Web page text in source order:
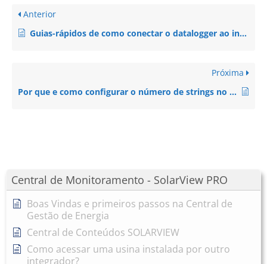
Central de Monitoramento - SolarView PRO
Boas Vindas e primeiros passos na Central de
Gestão de Energia
Central de Conteúdos SOLARVIEW
Como acessar uma usina instalada por outro
integrador?
Anterior
Guias-rápidos de como conectar o datalogger ao inversor
Próxima
Por que e como configurar o número de strings no datalogger ?